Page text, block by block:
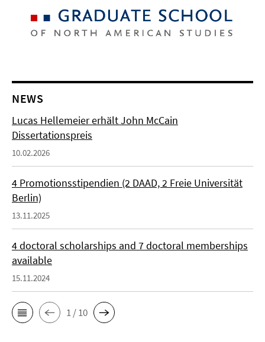
NEWS
Lucas Hellemeier erhält John McCain
Dissertationspreis
10.02.2026
4 Promotionsstipendien (2 DAAD, 2 Freie Universität
Berlin)
13.11.2025
4 doctoral scholarships and 7 doctoral memberships
available
15.11.2024
1 / 10